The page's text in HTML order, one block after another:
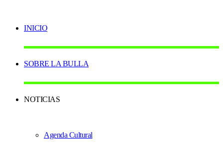
INICIO
SOBRE LA BULLA
NOTICIAS
Agenda Cultural